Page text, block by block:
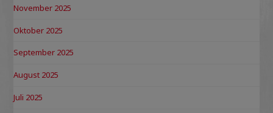
November 2025
Oktober 2025
September 2025
August 2025
Juli 2025